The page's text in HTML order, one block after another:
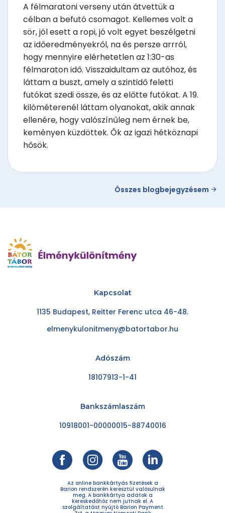
A félmaratoni verseny után átvettük a
célban a befutó csomagot. Kellemes volt a
sör, jól esett a ropi, jó volt egyet beszélgetni
az időeredményekről, na és persze arrról,
hogy mennyire elérhetetlen az 1:30-as
félmaraton idő. Visszaidultam az autóhoz, és
láttam a buszt, amely a szintidő feletti
futókat szedi össze, és az előtte futókat. A 19.
kilóméterenél láttam olyanokat, akik annak
ellenére, hogy valószínűleg nem érnek be,
keményen küzdöttek. Ők az igazi hétköznapi
hősök.
Összes blogbejegyzésem
Kapcsolat
1135 Budapest, Reitter Ferenc utca 46-48.
elmenykulonitmeny@batortabor.hu
Adószám
18107913-1-41
Bankszámlaszám
10918001-00000015-88740016
Az online bankkártyás fizetések a
Barion rendszerén keresztül valósulnak
meg. A bankkártya adatok a
kereskedőhöz nem jutnak el. A
szolgáltatást nyújtó Barion Payment